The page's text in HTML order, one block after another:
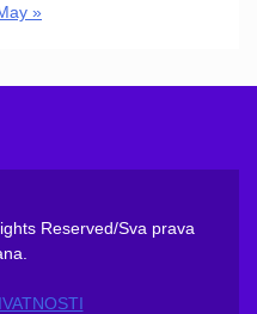
»
Reserved/Sva prava